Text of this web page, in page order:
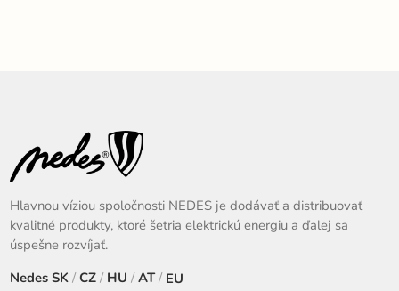
Hlavnou víziou spoločnosti NEDES je dodávať a distribuovať
kvalitné produkty, ktoré šetria elektrickú energiu a ďalej sa
úspešne rozvíjať.
NedesSK / CZ / HU / AT / EU